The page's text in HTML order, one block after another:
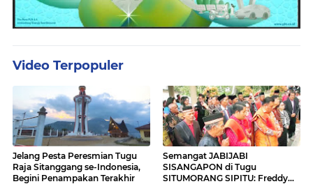
Video Terpopuler
Jelang Pesta Peresmian Tugu
Raja Sitanggang se-Indonesia,
Begini Penampakan Terakhir
Semangat JABIJABI
SISANGAPON di Tugu
SITUMORANG SIPITU: Freddy